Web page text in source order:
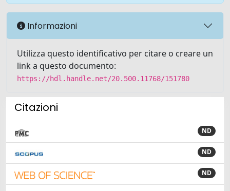
Informazioni
Utilizza questo identificativo per citare o creare un
link a questo documento:
https://hdl.handle.net/20.500.11768/151780
Citazioni
ND
ND
ND